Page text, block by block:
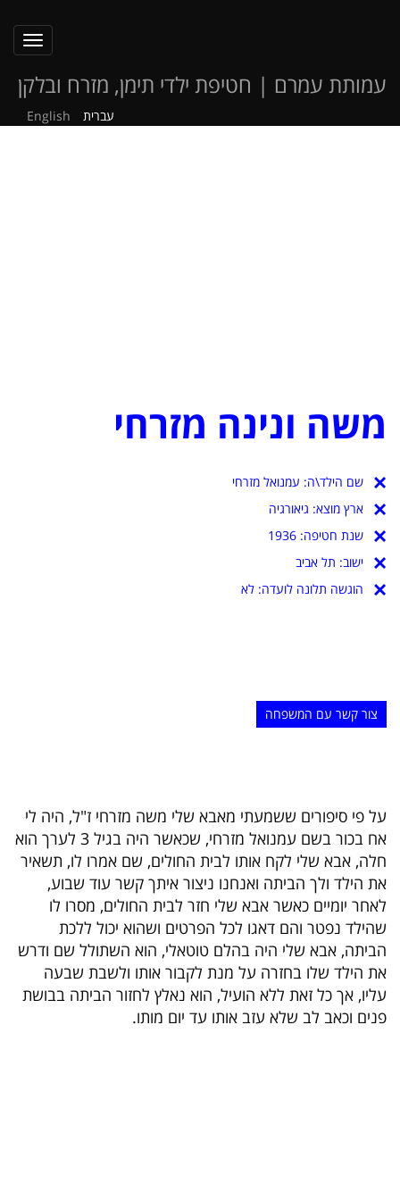
עמותת עמרם | חטיפת ילדי תימן, מזרח ובלקן
עברית English
משה ונינה מזרחי
שם הילד\ה: עמנואל מזרחי
ארץ מוצא: גיאורגיה
שנת חטיפה: 1936
ישוב: תל אביב
הוגשה תלונה לועדה: לא
צור קשר עם המשפחה
על פי סיפורים ששמעתי מאבא שלי משה מזרחי ז"ל, היה לי
אח בכור בשם עמנואל מזרחי, שכאשר היה בגיל 3 לערך הוא
חלה, אבא שלי לקח אותו לבית החולים, שם אמרו לו, תשאיר
את הילד ולך הביתה ואנחנו ניצור איתך קשר עוד שבוע,
לאחר יומיים כאשר אבא שלי חזר לבית החולים, מסרו לו
שהילד נפטר והם דאגו לכל הפרטים ושהוא יכול ללכת
הביתה, אבא שלי היה בהלם טוטאלי, הוא השתולל שם ודרש
את הילד שלו בחזרה על מנת לקבור אותו ולשבת שבעה
עליו, אך כל זאת ללא הועיל, הוא נאלץ לחזור הביתה בבושת
פנים וכאב לב שלא עזב אותו עד יום מותו.